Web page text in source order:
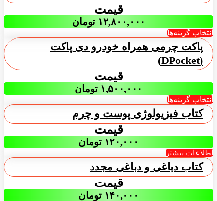
قیمت
۱۲,۸۰۰,۰۰۰ تومان
انتخاب گزینه‌ها
پاکت چرمی همراه خودرو دی پاکت
(DPocket)
قیمت
۱,۵۰۰,۰۰۰ تومان
انتخاب گزینه‌ها
کتاب فیزیولوژی پوست و چرم
قیمت
۱۲۰,۰۰۰ تومان
اطلاعات بیشتر
کتاب دباغی و دباغی مجدد
قیمت
۱۴۰,۰۰۰ تومان